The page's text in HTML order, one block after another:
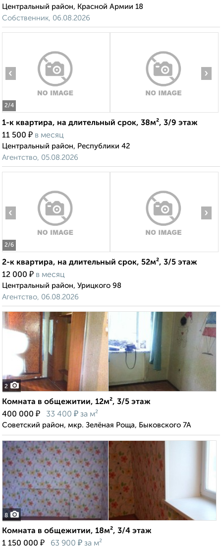
Центральный район, Красной Армии 18
Собственник, 06.08.2026
2/4
‹ ›
1-к квартира, на длительный срок, 38м², 3/9 этаж
11 500 ₽ в месяц
Центральный район, Республики 42
Агентство, 05.08.2026
2/6
‹ ›
2-к квартира, на длительный срок, 52м², 3/5 этаж
12 000 ₽ в месяц
Центральный район, Урицкого 98
Агентство, 06.08.2026
2
Комната в общежитии, 12м², 3/5 этаж
400 000 ₽ 33 400 ₽ за м²
Советский район, мкр. Зелёная Роща, Быковского 7А
8
Комната в общежитии, 18м², 3/4 этаж
1 150 000 ₽ 63 900 ₽ за м²